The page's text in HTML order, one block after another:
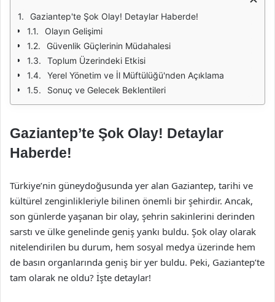
Gaziantep'te Şok Olay! Detaylar Haberde!
Olayın Gelişimi
Güvenlik Güçlerinin Müdahalesi
Toplum Üzerindeki Etkisi
Yerel Yönetim ve İl Müftülüğü'nden Açıklama
Sonuç ve Gelecek Beklentileri
Gaziantep’te Şok Olay! Detaylar
Haberde!
Türkiye’nin güneydoğusunda yer alan Gaziantep, tarihi ve
kültürel zenginlikleriyle bilinen önemli bir şehirdir. Ancak,
son günlerde yaşanan bir olay, şehrin sakinlerini derinden
sarstı ve ülke genelinde geniş yankı buldu. Şok olay olarak
nitelendirilen bu durum, hem sosyal medya üzerinde hem
de basın organlarında geniş bir yer buldu. Peki, Gaziantep’te
tam olarak ne oldu? İşte detaylar!